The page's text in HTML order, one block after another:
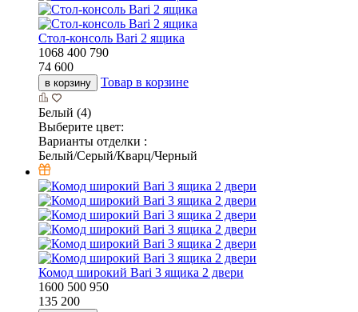
Стол-консоль Bari 2 ящика
1068 400 790
74 600
в корзину Товар в корзине
Белый (4)
Выберите цвет:
Варианты отделки :
Белый/Серый/Кварц/Черный
Комод широкий Bari 3 ящика 2 двери
1600 500 950
135 200